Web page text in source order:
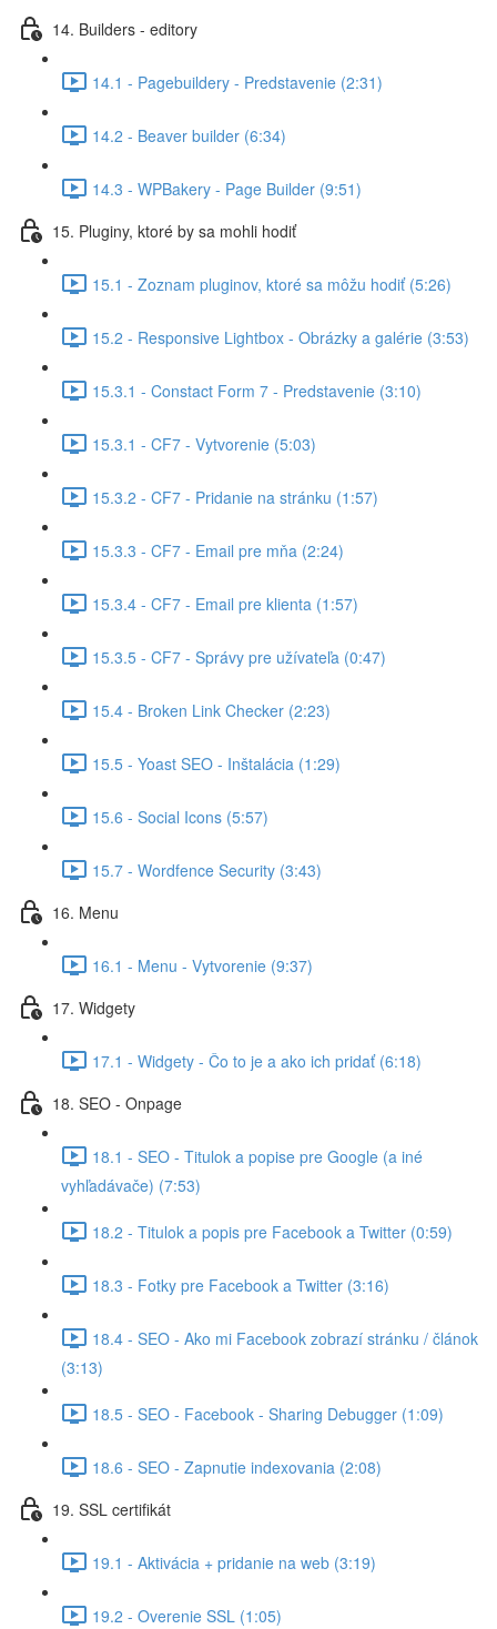
14. Builders - editory
14.1 - Pagebuildery - Predstavenie (2:31)
14.2 - Beaver builder (6:34)
14.3 - WPBakery - Page Builder (9:51)
15. Pluginy, ktoré by sa mohli hodiť
15.1 - Zoznam pluginov, ktoré sa môžu hodiť (5:26)
15.2 - Responsive Lightbox - Obrázky a galérie (3:53)
15.3.1 - Constact Form 7 - Predstavenie (3:10)
15.3.1 - CF7 - Vytvorenie (5:03)
15.3.2 - CF7 - Pridanie na stránku (1:57)
15.3.3 - CF7 - Email pre mňa (2:24)
15.3.4 - CF7 - Email pre klienta (1:57)
15.3.5 - CF7 - Správy pre užívateľa (0:47)
15.4 - Broken Link Checker (2:23)
15.5 - Yoast SEO - Inštalácia (1:29)
15.6 - Social Icons (5:57)
15.7 - Wordfence Security (3:43)
16. Menu
16.1 - Menu - Vytvorenie (9:37)
17. Widgety
17.1 - Widgety - Čo to je a ako ich pridať (6:18)
18. SEO - Onpage
18.1 - SEO - Titulok a popise pre Google (a iné
vyhľadávače) (7:53)
18.2 - Titulok a popis pre Facebook a Twitter (0:59)
18.3 - Fotky pre Facebook a Twitter (3:16)
18.4 - SEO - Ako mi Facebook zobrazí stránku / článok
(3:13)
18.5 - SEO - Facebook - Sharing Debugger (1:09)
18.6 - SEO - Zapnutie indexovania (2:08)
19. SSL certifikát
19.1 - Aktivácia + pridanie na web (3:19)
19.2 - Overenie SSL (1:05)